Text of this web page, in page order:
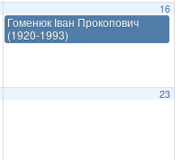
16
Гоменюк Іван Прокопович
(1920-1993)
23